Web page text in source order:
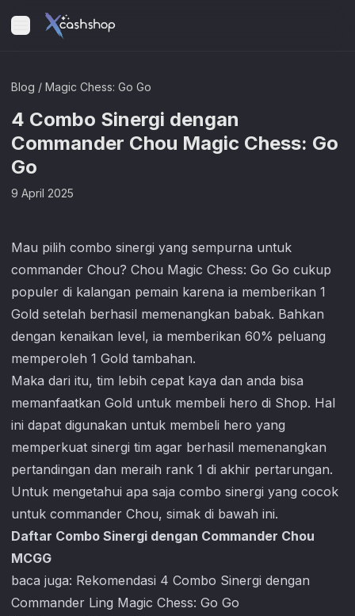
Blog / Magic Chess: Go Go
4 Combo Sinergi dengan
Commander Chou Magic Chess: Go
Go
9 April 2025
Mau pilih combo sinergi yang sempurna untuk
commander Chou? Chou Magic Chess: Go Go cukup
populer di kalangan pemain karena ia memberikan 1
Gold setelah berhasil memenangkan babak. Bahkan
dengan kenaikan level, ia memberikan 60% peluang
memperoleh 1 Gold tambahan.
Maka dari itu, tim lebih cepat kaya dan anda bisa
memanfaatkan Gold untuk membeli hero di Shop. Hal
ini dapat digunakan untuk membeli hero yang
memperkuat sinergi tim agar berhasil memenangkan
pertandingan dan meraih rank 1 di akhir pertarungan.
Untuk mengetahui apa saja combo sinergi yang cocok
untuk commander Chou, simak di bawah ini.
Daftar Combo Sinergi dengan Commander Chou
MCGG
baca juga: Rekomendasi 4 Combo Sinergi dengan
Commander Ling Magic Chess: Go Go